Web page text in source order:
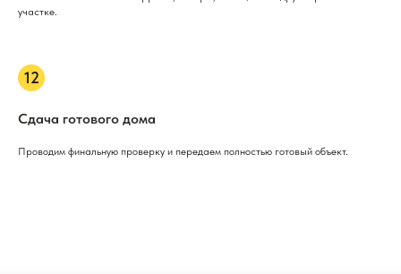
участке.
Сдача готового дома
Проводим финальную проверку и передаем полностью готовый объект.